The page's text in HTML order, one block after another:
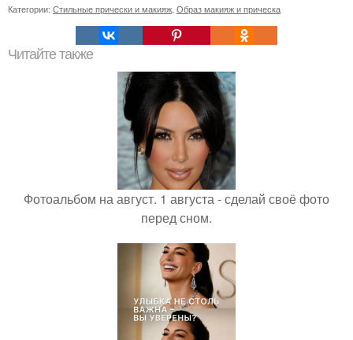
Категории: Стильные прически и макияж Образ макияж и прическа
Читайте также
Фотоальбом на август. 1 августа - сделай своё фото
перед сном.